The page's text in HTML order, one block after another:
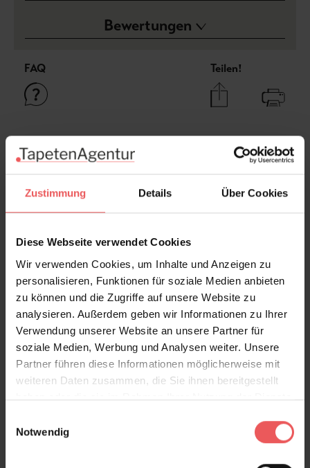
Zustimmung Details Über Cookies
Diese Webseite verwendet Cookies
Wir verwenden Cookies, um Inhalte und Anzeigen zu
personalisieren, Funktionen für soziale Medien anbieten
zu können und die Zugriffe auf unsere Website zu
analysieren. Außerdem geben wir Informationen zu Ihrer
Verwendung unserer Website an unsere Partner für
soziale Medien, Werbung und Analysen weiter. Unsere
Partner führen diese Informationen möglicherweise mit
weiteren Daten zusammen, die Sie ihnen bereitgestellt
haben oder die sie im Rahmen Ihrer Nutzung der Dienste
Notwendig
Bewertungen
FAQ Teilen!
Sie haben Fragen zum Produkt?
+49 (0)221 932 81 82
Produktgalerie überspringen
Varianten